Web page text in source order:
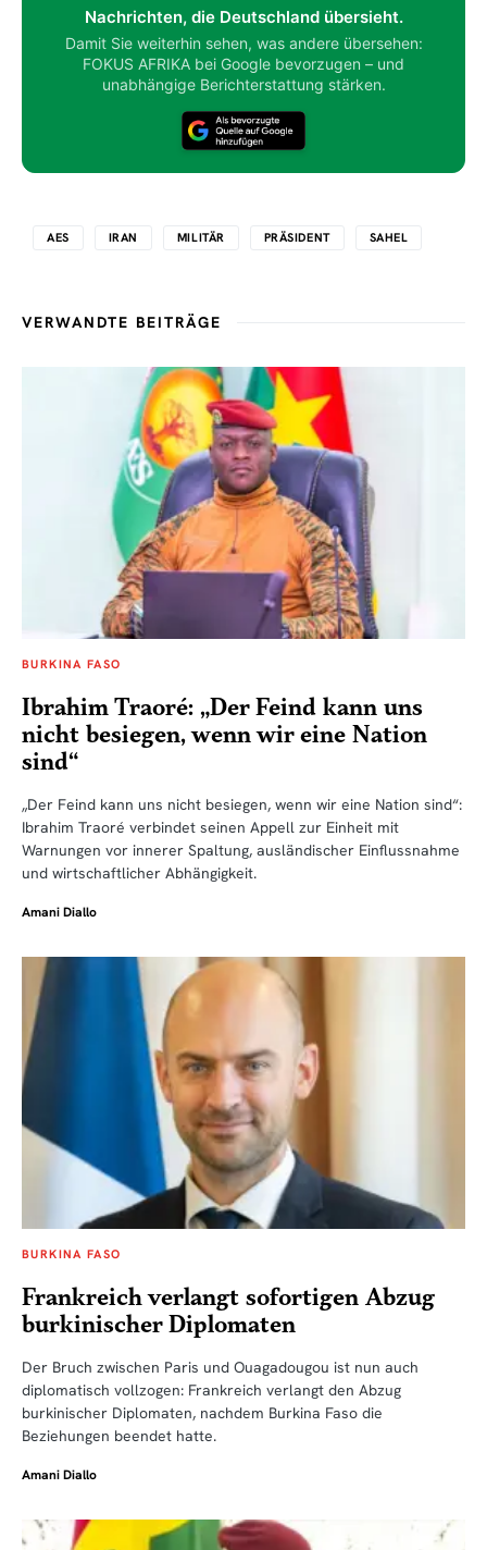
Nachrichten, die Deutschland übersieht.
Damit Sie weiterhin sehen, was andere übersehen:
FOKUS AFRIKA bei Google bevorzugen – und
unabhängige Berichterstattung stärken.
AES IRAN MILITÄR PRÄSIDENT SAHEL
VERWANDTE BEITRÄGE
BURKINA FASO
Ibrahim Traoré: „Der Feind kann uns
nicht besiegen, wenn wir eine Nation
sind“
„Der Feind kann uns nicht besiegen, wenn wir eine Nation sind“:
Ibrahim Traoré verbindet seinen Appell zur Einheit mit
Warnungen vor innerer Spaltung, ausländischer Einflussnahme
und wirtschaftlicher Abhängigkeit.
Amani Diallo
BURKINA FASO
Frankreich verlangt sofortigen Abzug
burkinischer Diplomaten
Der Bruch zwischen Paris und Ouagadougou ist nun auch
diplomatisch vollzogen: Frankreich verlangt den Abzug
burkinischer Diplomaten, nachdem Burkina Faso die
Beziehungen beendet hatte.
Amani Diallo